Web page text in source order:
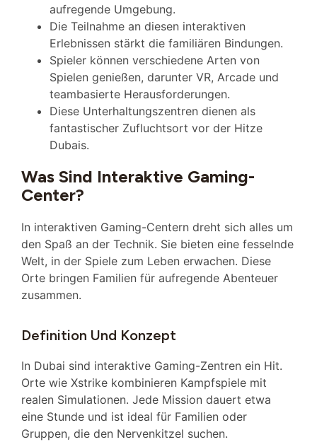
aufregende Umgebung.
Die Teilnahme an diesen interaktiven
Erlebnissen stärkt die familiären Bindungen.
Spieler können verschiedene Arten von
Spielen genießen, darunter VR, Arcade und
teambasierte Herausforderungen.
Diese Unterhaltungszentren dienen als
fantastischer Zufluchtsort vor der Hitze
Dubais.
Was Sind Interaktive Gaming-
Center?
In interaktiven Gaming-Centern dreht sich alles um
den Spaß an der Technik. Sie bieten eine fesselnde
Welt, in der Spiele zum Leben erwachen. Diese
Orte bringen Familien für aufregende Abenteuer
zusammen.
Definition Und Konzept
In Dubai sind interaktive Gaming-Zentren ein Hit.
Orte wie Xstrike kombinieren Kampfspiele mit
realen Simulationen. Jede Mission dauert etwa
eine Stunde und ist ideal für Familien oder
Gruppen, die den Nervenkitzel suchen.